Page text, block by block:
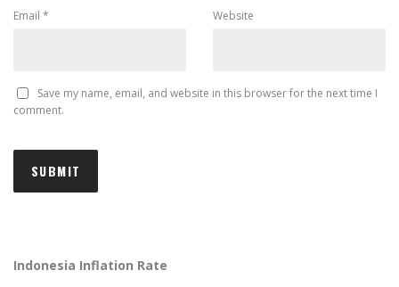
Email * Website
Save my name, email, and website in this browser for the next time I
comment.
Indonesia Inflation Rate